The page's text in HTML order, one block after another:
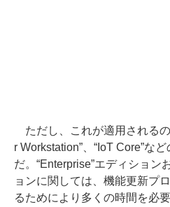
ただし、これが適用されるの
r Workstation”、“IoT Core”な
だ。“Enterprise”エディション
ョンに関しては、機能更新プ
るためにより多くの時間を必